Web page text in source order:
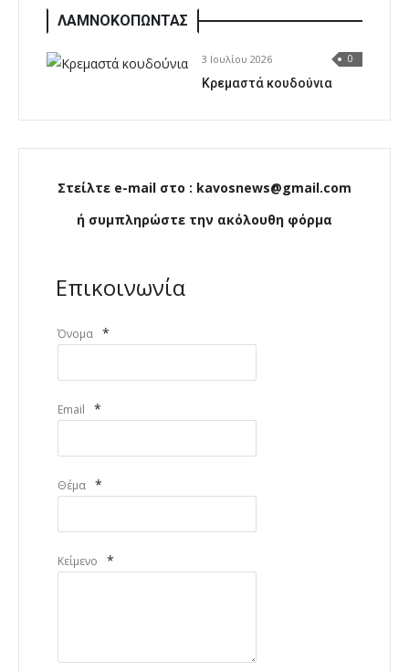
ΛΑΜΝΟΚΟΠΩΝΤΑΣ
3 Ιουλίου 2026 0
Κρεμαστά κουδούνια
Στείλτε e-mail στο : kavosnews@gmail.com
ή συμπληρώστε την ακόλουθη φόρμα
Επικοινωνία
Όνομα *
Email *
Θέμα *
Κείμενο *